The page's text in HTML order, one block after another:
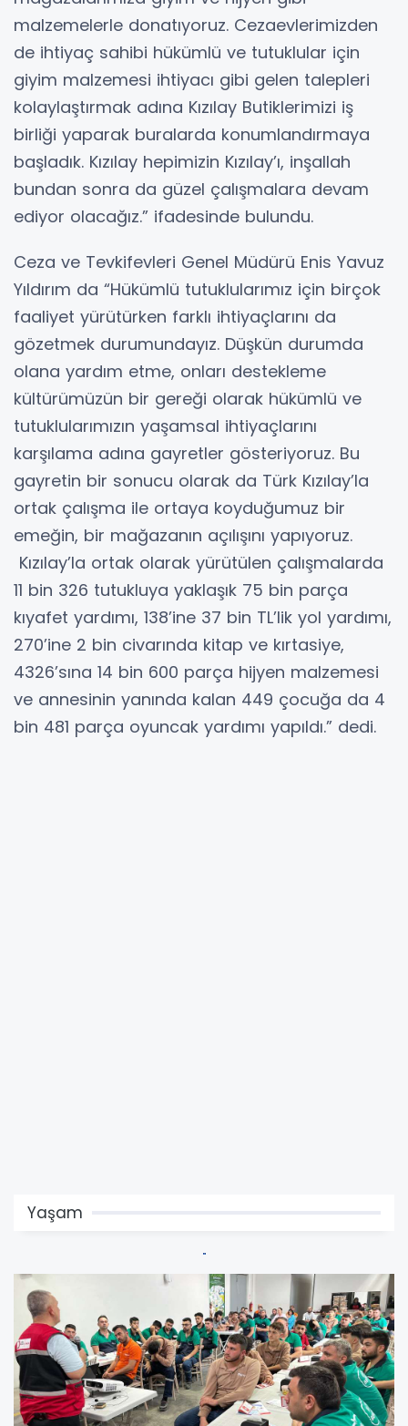
malzemelerle donatıyoruz. Cezaevlerimizden
de ihtiyaç sahibi hükümlü ve tutuklular için
giyim malzemesi ihtiyacı gibi gelen talepleri
kolaylaştırmak adına Kızılay Butiklerimizi iş
birliği yaparak buralarda konumlandırmaya
başladık. Kızılay hepimizin Kızılay’ı, inşallah
bundan sonra da güzel çalışmalara devam
ediyor olacağız.” ifadesinde bulundu.
Ceza ve Tevkifevleri Genel Müdürü Enis Yavuz
Yıldırım da “Hükümlü tutuklularımız için birçok
faaliyet yürütürken farklı ihtiyaçlarını da
gözetmek durumundayız. Düşkün durumda
olana yardım etme, onları destekleme
kültürümüzün bir gereği olarak hükümlü ve
tutuklularımızın yaşamsal ihtiyaçlarını
karşılama adına gayretler gösteriyoruz. Bu
gayretin bir sonucu olarak da Türk Kızılay’la
ortak çalışma ile ortaya koyduğumuz bir
emeğin, bir mağazanın açılışını yapıyoruz.
Kızılay’la ortak olarak yürütülen çalışmalarda
11 bin 326 tutukluya yaklaşık 75 bin parça
kıyafet yardımı, 138’ine 37 bin TL’lik yol yardımı,
270’ine 2 bin civarında kitap ve kırtasiye,
4326’sına 14 bin 600 parça hijyen malzemesi
ve annesinin yanında kalan 449 çocuğa da 4
bin 481 parça oyuncak yardımı yapıldı.” dedi.
Yaşam